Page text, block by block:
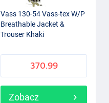
Vass 130-54 Vass-tex W/P
Breathable Jacket &
Trouser Khaki
370.99
Zobacz